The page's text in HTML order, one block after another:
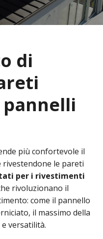
di
più confortevole il
le pareti
per i rivestimenti
rivoluzionano il
come il pannello
il massimo della
versatilità.